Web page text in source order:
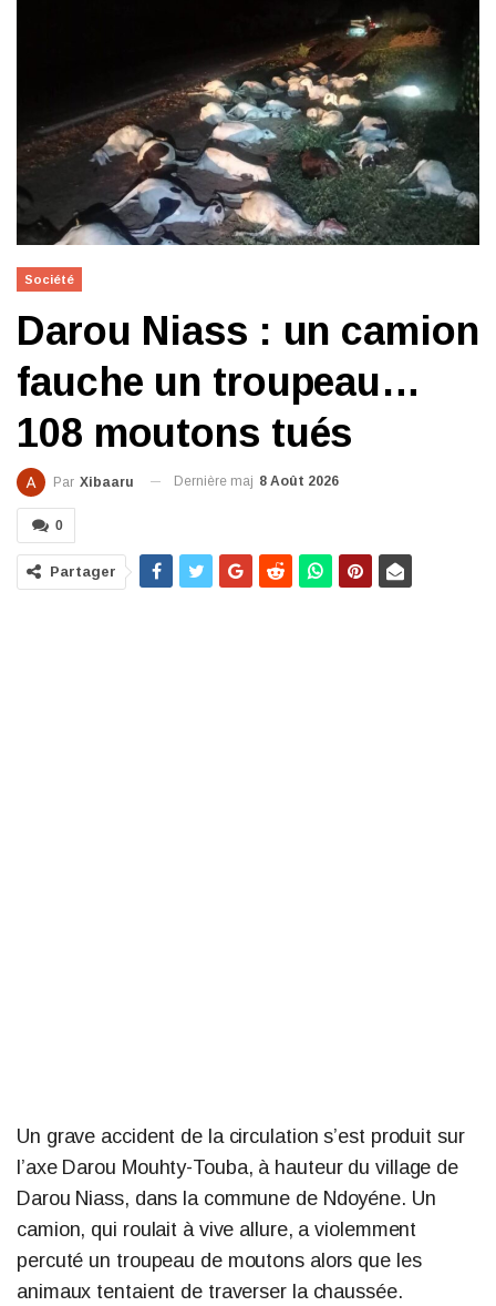
Société
Darou Niass : un camion
fauche un troupeau…
108 moutons tués
Par Xibaaru Dernière maj 8 Août 2026
0
Partager
Un grave accident de la circulation s’est produit sur
l’axe Darou Mouhty-Touba, à hauteur du village de
Darou Niass, dans la commune de Ndoyéne. Un
camion, qui roulait à vive allure, a violemment
percuté un troupeau de moutons alors que les
animaux tentaient de traverser la chaussée.